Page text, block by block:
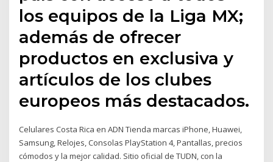
los equipos de la Liga MX;
además de ofrecer
productos en exclusiva y
artículos de los clubes
europeos más destacados.
Celulares Costa Rica en ADN Tienda marcas iPhone, Huawei,
Samsung, Relojes, Consolas PlayStation 4, Pantallas, precios
cómodos y la mejor calidad. Sitio oficial de TUDN, con la